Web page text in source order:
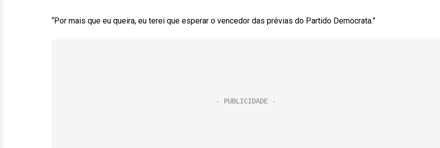
“Por mais que eu queira, eu terei que esperar o vencedor das prévias do Partido Democrata.”